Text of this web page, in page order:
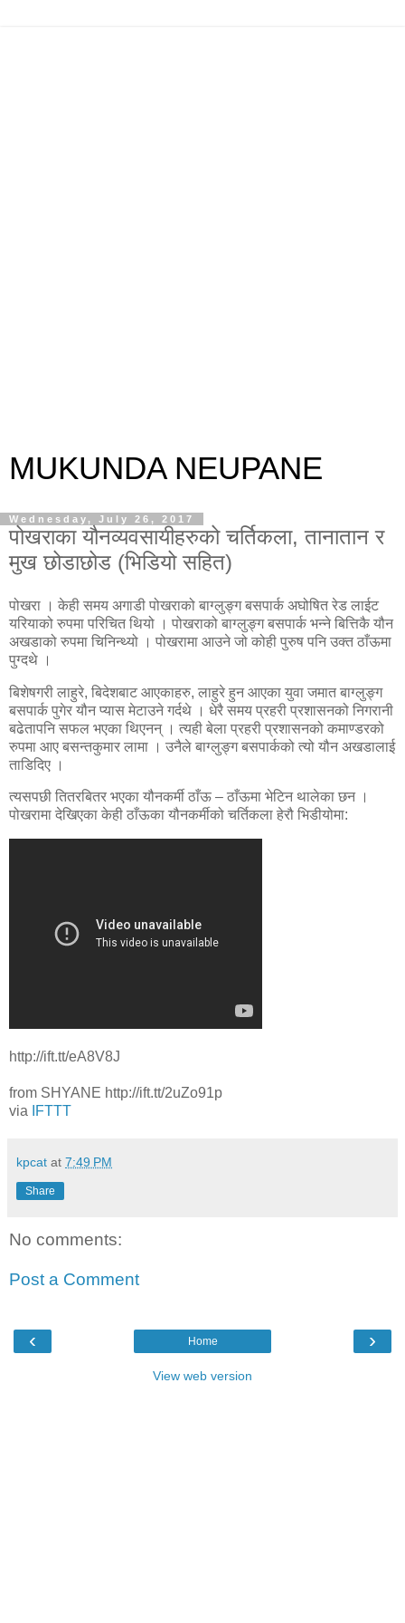
MUKUNDA NEUPANE
Wednesday, July 26, 2017
पोखराका यौनव्यवसायीहरुको चर्तिकला, तानातान र
मुख छोडाछोड (भिडियो सहित)
पोखरा । केही समय अगाडी पोखराको बाग्लुङ्ग बसपार्क अघोषित रेड लाईट
यरियाको रुपमा परिचित थियो । पोखराको बाग्लुङ्ग बसपार्क भन्ने बित्तिकै यौन
अखडाको रुपमा चिनिन्थ्यो । पोखरामा आउने जो कोही पुरुष पनि उक्त ठाँऊमा
पुग्दथे ।
बिशेषगरी लाहुरे, बिदेशबाट आएकाहरु, लाहुरे हुन आएका युवा जमात बाग्लुङ्ग
बसपार्क पुगेर यौन प्यास मेटाउने गर्दथे । धेरै समय प्रहरी प्रशासनको निगरानी
बढेतापनि सफल भएका थिएनन् । त्यही बेला प्रहरी प्रशासनको कमाण्डरको
रुपमा आए बसन्तकुमार लामा । उनैले बाग्लुङ्ग बसपार्कको त्यो यौन अखडालाई
ताडिदिए ।
त्यसपछी तितरबितर भएका यौनकर्मी ठाँऊ – ठाँऊमा भेटिन थालेका छन ।
पोखरामा देखिएका केही ठाँऊका यौनकर्मीको चर्तिकला हेरौ भिडीयोमा:
http://ift.tt/eA8V8J
from SHYANE http://ift.tt/2uZo91p
via
IFTTT
kpcat at 7:49 PM
Share
No comments:
Post a Comment
‹ ›
Home
View web version